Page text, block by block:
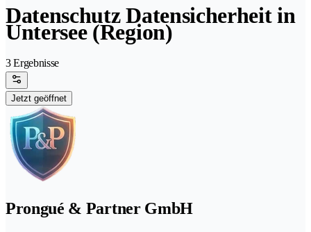
Datenschutz Datensicherheit in
Untersee (Region)
3 Ergebnisse
Jetzt geöffnet
Prongué & Partner GmbH